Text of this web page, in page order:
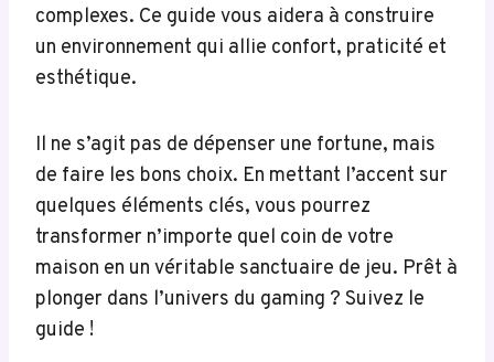
complexes. Ce guide vous aidera à construire
un environnement qui allie confort, praticité et
esthétique.
Il ne s’agit pas de dépenser une fortune, mais
de faire les bons choix. En mettant l’accent sur
quelques éléments clés, vous pourrez
transformer n’importe quel coin de votre
maison en un véritable sanctuaire de jeu. Prêt à
plonger dans l’univers du gaming ? Suivez le
guide !